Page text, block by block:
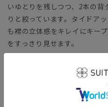
いゆとりを残しつつ、2本の
りと絞っています。タイドア
も襟の立体感をキレイにキー
をすっきり見せます。
コットン本来の風合いや機能
をブレンドして強度を高めて